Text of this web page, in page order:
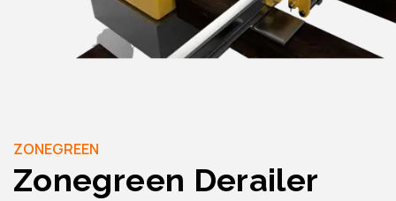
ZONEGREEN
Zonegreen Derailer